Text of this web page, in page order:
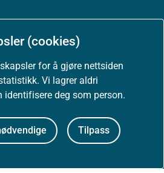
(cookies)
for å gjøre nettsiden
Vi lagrer aldri
deg som person.
Tilpass